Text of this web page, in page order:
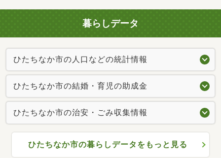
暮らしデータ
ひたちなか市の人口などの統計情報
ひたちなか市の結婚・育児の助成金
ひたちなか市の治安・ごみ収集情報
ひたちなか市の暮らしデータをもっと見る